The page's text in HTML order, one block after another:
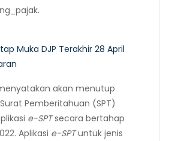
Muka DJP Terakhir 28 April
akan menutup
Pemberitahuan (SPT)
e-SPTsecara bertahap
Aplikasi e-SPTuntuk jenis